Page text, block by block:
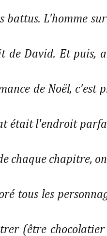
battus. L'homme
de David. Et puis,
de Noël, c'est
était l'endroit
chaque chapitre,
tous les
(être